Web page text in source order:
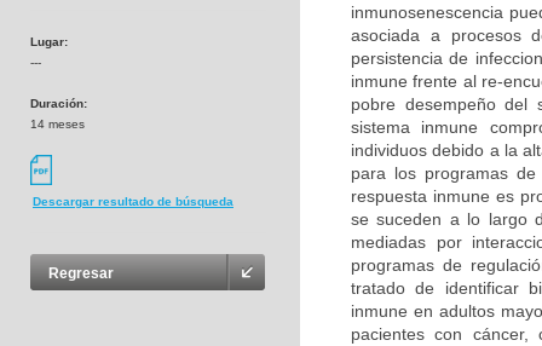
Lugar:
---
Duración:
14 meses
Descargar resultado de búsqueda
Regresar
inmunosenescencia
asociada a procesos
persistencia de
inmune frente al re-
pobre desempeño del
sistema inmune
individuos debido a la
para los programas
respuesta inmune es
se suceden a lo largo
mediadas por
programas de
tratado de identificar
inmune en adultos
pacientes con